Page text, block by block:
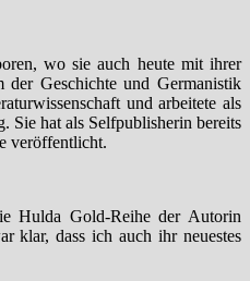
wo sie auch heute mit ihrer
Geschichte und Germanistik
und arbeitete als
Sie hat als Selfpublisherin bereits
veröffentlicht.
Hulda Gold-Reihe der Autorin
klar, dass ich auch ihr neuestes